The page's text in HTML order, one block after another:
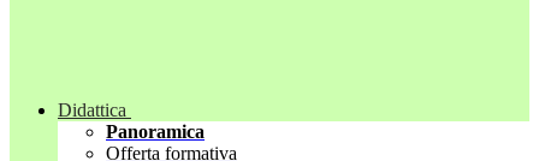
Didattica
Panoramica
Offerta formativa